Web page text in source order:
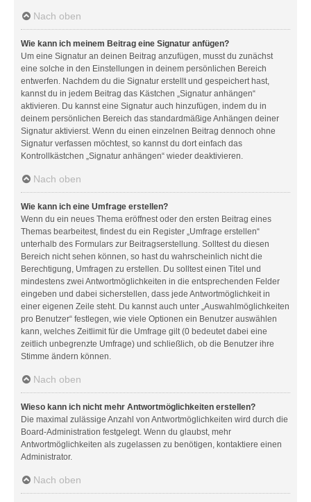
Nach oben
Wie kann ich meinem Beitrag eine Signatur anfügen?
Um eine Signatur an deinen Beitrag anzufügen, musst du zunächst
eine solche in den Einstellungen in deinem persönlichen Bereich
entwerfen. Nachdem du die Signatur erstellt und gespeichert hast,
kannst du in jedem Beitrag das Kästchen „Signatur anhängen“
aktivieren. Du kannst eine Signatur auch hinzufügen, indem du in
deinem persönlichen Bereich das standardmäßige Anhängen deiner
Signatur aktivierst. Wenn du einen einzelnen Beitrag dennoch ohne
Signatur verfassen möchtest, so kannst du dort einfach das
Kontrollkästchen „Signatur anhängen“ wieder deaktivieren.
Nach oben
Wie kann ich eine Umfrage erstellen?
Wenn du ein neues Thema eröffnest oder den ersten Beitrag eines
Themas bearbeitest, findest du ein Register „Umfrage erstellen“
unterhalb des Formulars zur Beitragserstellung. Solltest du diesen
Bereich nicht sehen können, so hast du wahrscheinlich nicht die
Berechtigung, Umfragen zu erstellen. Du solltest einen Titel und
mindestens zwei Antwortmöglichkeiten in die entsprechenden Felder
eingeben und dabei sicherstellen, dass jede Antwortmöglichkeit in
einer eigenen Zeile steht. Du kannst auch unter „Auswahlmöglichkeiten
pro Benutzer“ festlegen, wie viele Optionen ein Benutzer auswählen
kann, welches Zeitlimit für die Umfrage gilt (0 bedeutet dabei eine
zeitlich unbegrenzte Umfrage) und schließlich, ob die Benutzer ihre
Stimme ändern können.
Nach oben
Wieso kann ich nicht mehr Antwortmöglichkeiten erstellen?
Die maximal zulässige Anzahl von Antwortmöglichkeiten wird durch die
Board-Administration festgelegt. Wenn du glaubst, mehr
Antwortmöglichkeiten als zugelassen zu benötigen, kontaktiere einen
Administrator.
Nach oben